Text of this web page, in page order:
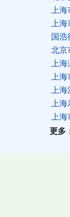
上
上
国浩
北京
上
上
上
上
上
更多